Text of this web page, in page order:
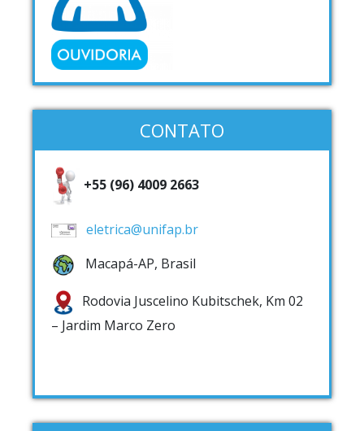
CONTATO
+55 (96) 4009 2663
eletrica@unifap.br
Macapá-AP, Brasil
Rodovia Juscelino Kubitschek, Km 02
– Jardim Marco Zero